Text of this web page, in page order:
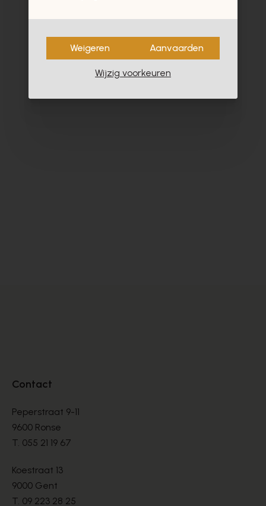
Contact
Peperstraat 9-11
9600 Ronse
T. 055 21 19 67
Koestraat 13
9000 Gent
T. 09 223 28 25
Weigeren Aanvaarden
Wijzig voorkeuren